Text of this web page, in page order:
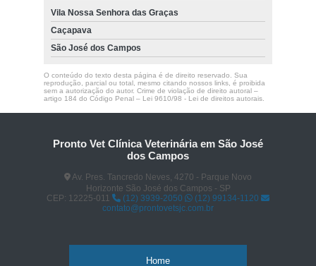
Vila Nossa Senhora das Graças
Caçapava
São José dos Campos
O conteúdo do texto desta página é de direito reservado. Sua
reprodução, parcial ou total, mesmo citando nossos links, é proibida
sem a autorização do autor. Crime de violação de direito autoral –
artigo 184 do Código Penal – Lei 9610/98 - Lei de direitos autorais.
Pronto Vet Clínica Veterinária em São José
dos Campos
Av. Pres. Tancredo Neves, 4270 - Parque Novo
Horizonte São José dos Campos - SP
CEP: 12225-011
(12) 3939-2050
(12) 99134-1120
contato@prontovetsjc.com.br
Home